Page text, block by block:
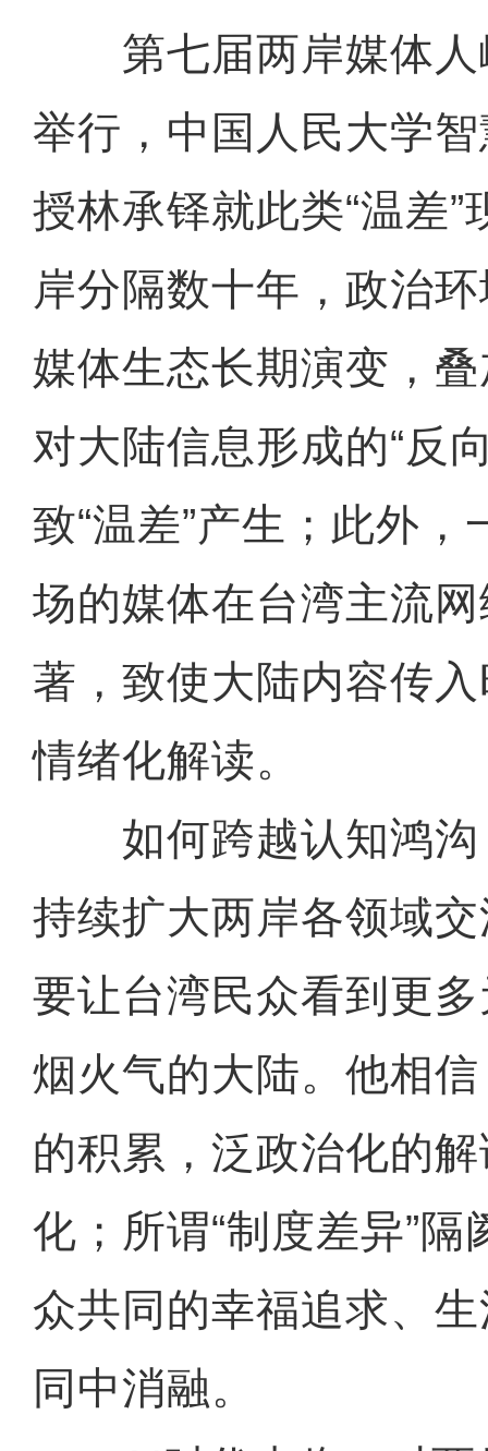
第七届两岸媒体人
举行，中国人民大学
授林承铎就此类“温差
岸分隔数十年，政治
媒体生态长期演变，
对大陆信息形成的“反
致“温差”产生；此外
场的媒体在台湾主流
著，致使大陆内容传
情绪化解读。
如何跨越认知鸿沟
持续扩大两岸各领域
要让台湾民众看到更
烟火气的大陆。他相
的积累，泛政治化的
化；所谓“制度差异”
众共同的幸福追求、
同中消融。